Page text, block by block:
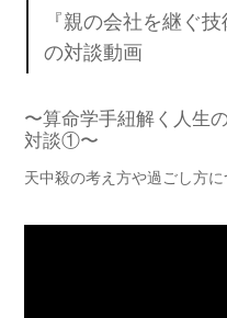
『親の会社を継ぐ
の対談動画
〜算命学手紐解く人生
対談①〜
天中殺の考え方や過ごし方に